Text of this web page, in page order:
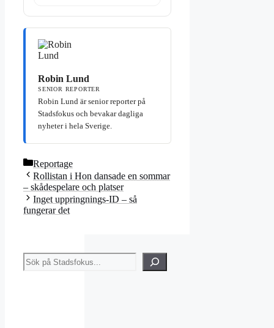
Robin Lund
SENIOR REPORTER
Robin Lund är senior reporter på
Stadsfokus och bevakar dagliga
nyheter i hela Sverige.
Kategorier
Reportage
Rollistan i Hon dansade en sommar
– skådespelare och platser
Inget uppringnings-ID – så
fungerar det
Sök